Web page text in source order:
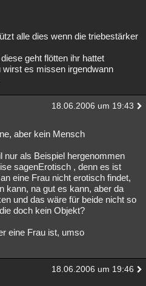
alle dies wenn die triebestärker
geht flötten ihr hattet
es missen irgendwann
18.06.2006 um 19:43
aber kein Mensch
nur als Beispiel hergenommen
sagenErotisch , denn es ist
eine Frau nicht erotisch findet,
kann, na gut es kann, aber da
und das wäre für beide nicht so
doch kein Objekt?
eine Frau ist, umso
18.06.2006 um 19:46